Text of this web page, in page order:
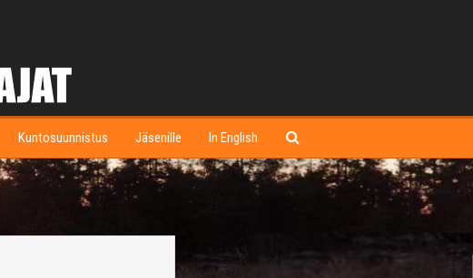
Kuntosuunnistus Jäsenille In English